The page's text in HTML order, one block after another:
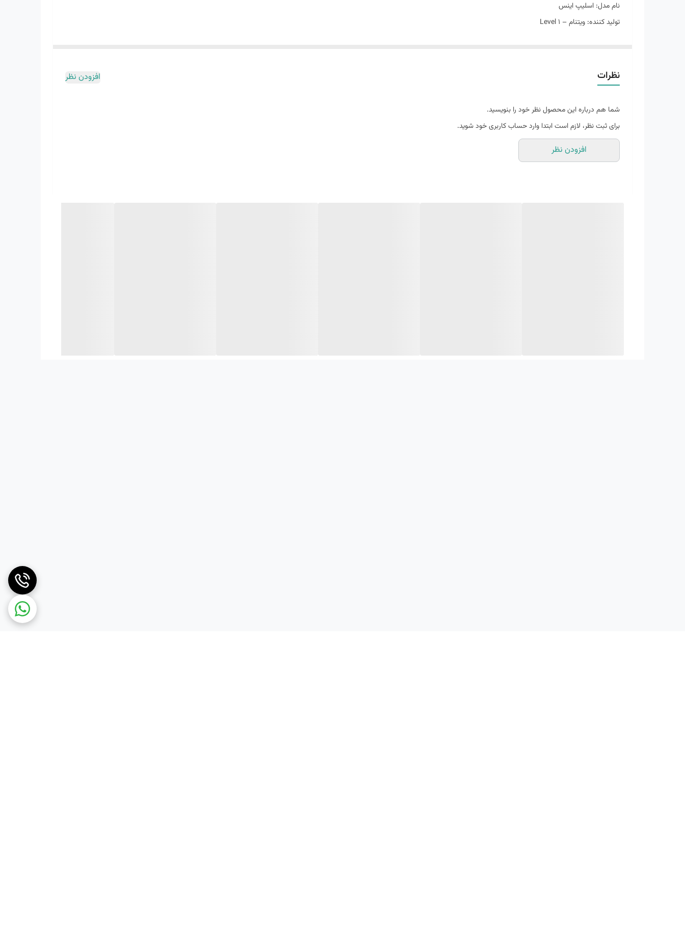
نام مدل: اسلیپ اینس
تولید کننده: ویتنام – Level 1
کفی: Air-Cooled مموری فوم طبی – نرم و راحت
زیره: E.V.A فوم ULTRA LIGHT – سبک و مقاوم
ارتفاع زیره: 5 سانتی متر
قالب: استاندارد
نظرات افزودن نظر
شما هم درباره این محصول نظر خود را بنویسید.
برای ثبت نظر، لازم است ابتدا وارد حساب کاربری خود شوید.
افزودن نظر